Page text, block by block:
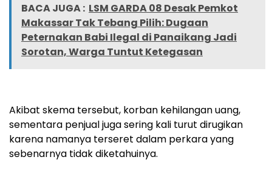
BACA JUGA : LSM GARDA 08 Desak Pemkot
Makassar Tak Tebang Pilih: Dugaan
Peternakan Babi Ilegal di Panaikang Jadi
Sorotan, Warga Tuntut Ketegasan
Akibat skema tersebut, korban kehilangan uang,
sementara penjual juga sering kali turut dirugikan
karena namanya terseret dalam perkara yang
sebenarnya tidak diketahuinya.